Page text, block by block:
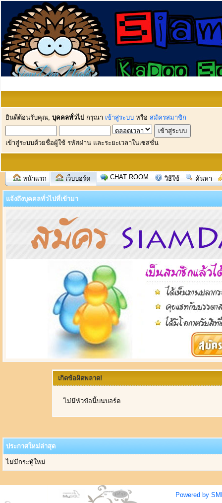
ยินดีต้อนรับคุณ, บุคคลทั่วไป กรุณา เข้าสู่ระบบ หรือ สมัครสมาชิก
เข้าสู่ระบบด้วยชื่อผู้ใช้ รหัสผ่าน และระยะเวลาในเซสชั่น
หน้าแรก เว็บบอร์ด CHAT ROOM วิธีใช้ ค้นหา
แจ้งถึงบุคคลทั่วไปที่เข้ามา
เกิดข้อผิดพลาด!
ไม่มีหัวข้อนี้บนบอร์ด
ประกาศใหม่ล่าสุด
ไม่มีกระทู้ใหม่
Powered by